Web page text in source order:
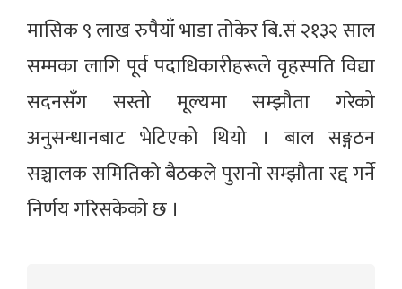
मासिक ९ लाख रुपैयाँ भाडा तोकेर बि.सं २१३२ साल
सम्मका लागि पूर्व पदाधिकारीहरूले वृहस्पति विद्या
सदनसँग सस्तो मूल्यमा सम्झौता गरेको
अनुसन्धानबाट भेटिएको थियो । बाल सङ्गठन
सञ्चालक समितिको बैठकले पुरानो सम्झौता रद्द गर्ने
निर्णय गरिसकेको छ ।